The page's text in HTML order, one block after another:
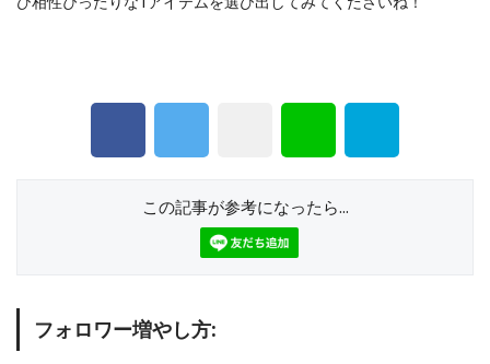
この記事が参考になったら...
フォロワー増やし方: